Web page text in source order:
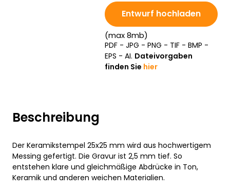
Beschreibung
Der Keramikstempel 25x25 mm wird aus hochwertigem
Messing gefertigt. Die Gravur ist 2,5 mm tief. So
entstehen klare und gleichmäßige Abdrücke in Ton,
Keramik und anderen weichen Materialien.
Entwurf hochladen
(max 8mb)
PDF - JPG - PNG - TIF - BMP -
EPS - AI. Dateivorgaben
finden Sie hier